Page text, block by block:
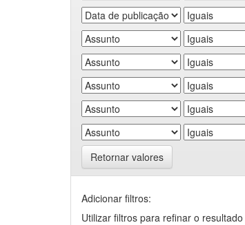
Retornar valores
Adicionar filtros:
Utilizar filtros para refinar o